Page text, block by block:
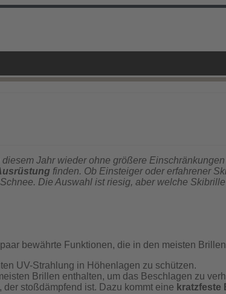
Jahr wieder ohne größere
finden. Ob Einsteiger oder erfahrener
Die Auswahl ist riesig, aber welche
bewährte Funktionen, die in den meisten
UV-Strahlung in Höhenlagen zu schützen.
Brillen enthalten, um das Beschlagen zu
der stoßdämpfend ist. Dazu kommt eine kratzfeste